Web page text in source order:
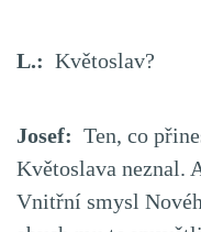
L.: Květoslav?
Josef: Ten, co
Květoslava neznal.
Vnitřní smysl